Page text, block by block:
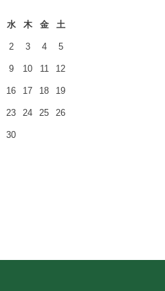
水 木 金 土
2 3 4 5
9 10 11 12
16 17 18 19
23 24 25 26
30